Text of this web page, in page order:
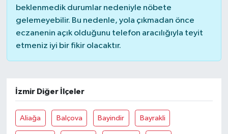
beklenmedik durumlar nedeniyle nöbete
gelemeyebilir. Bu nedenle, yola çıkmadan önce
eczanenin açık olduğunu telefon aracılığıyla teyit
etmeniz iyi bir fikir olacaktır.
İzmir Diğer İlçeler
Aliağa Balçova Bayindir Bayrakli